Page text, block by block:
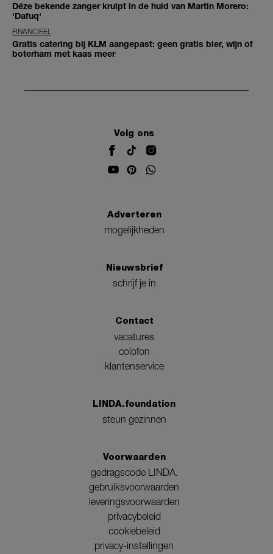
Déze bekende zanger kruipt in de huid van Martin Morero:
'Dafuq'
FINANCIEEL
Gratis catering bij KLM aangepast: geen gratis bier, wijn of
boterham met kaas meer
Volg ons
Adverteren
mogelijkheden
Nieuwsbrief
schrijf je in
Contact
vacatures
colofon
klantenservice
LINDA.foundation
steun gezinnen
Voorwaarden
gedragscode LINDA.
gebruiksvoorwaarden
leveringsvoorwaarden
privacybeleid
cookiebeleid
privacy-instellingen